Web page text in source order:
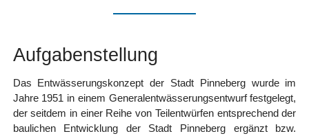
Aufgabenstellung
Das Entwässerungskonzept der Stadt Pinneberg wurde im
Jahre 1951 in einem Generalentwässerungsentwurf festgelegt,
der seitdem in einer Reihe von Teilentwürfen entsprechend der
baulichen Entwicklung der Stadt Pinneberg ergänzt bzw.